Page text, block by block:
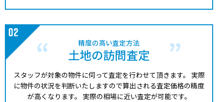
精度の高い査定方法
土地の訪問査定
スタッフが対象の物件に伺って査定を行わせて頂きます。 実際
に物件の状況を判断いたしますので算出される査定価格の精度
が高くなります。 実際の相場に近い査定が可能です。